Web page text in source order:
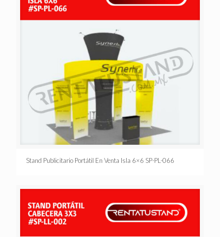
Stand Publicitario Portátil En Venta Isla 6×6 SP-PL-066